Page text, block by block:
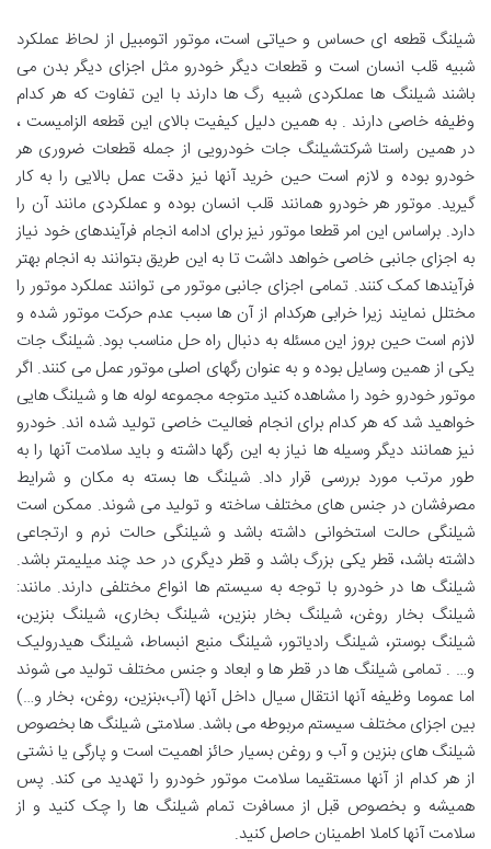
شیلنگ قطعه ای حساس و حیاتی است، موتور اتومبیل از لحاظ عملکرد
شبیه قلب انسان است و قطعات دیگر خودرو مثل اجزای دیگر بدن می
باشند شیلنگ ها عملکردی شبیه رگ ها دارند با این تفاوت که هر کدام
وظیفه خاصی دارند . به همین دلیل کیفیت بالای این قطعه الزامیست ،
در همین راستا شرکتشیلنگ جات خودرویی از جمله قطعات ضروری هر
خودرو بوده و لازم است حین خرید آنها نیز دقت عمل بالایی را به کار
گیرید. موتور هر خودرو همانند قلب انسان بوده و عملکردی مانند آن را
دارد. براساس این امر قطعا موتور نیز برای ادامه انجام فرآیندهای خود نیاز
به اجزای جانبی خاصی خواهد داشت تا به این طریق بتوانند به انجام بهتر
فرآیندها کمک کنند. تمامی اجزای جانبی موتور می توانند عملکرد موتور را
مختلل نمایند زیرا خرابی هرکدام از آن ها سبب عدم حرکت موتور شده و
لازم است حین بروز این مسئله به دنبال راه حل مناسب بود. شیلنگ جات
یکی از همین وسایل بوده و به عنوان رگهای اصلی موتور عمل می کنند. اگر
موتور خودرو خود را مشاهده کنید متوجه مجموعه لوله ها و شیلنگ هایی
خواهید شد که هر کدام برای انجام فعالیت خاصی تولید شده اند. خودرو
نیز همانند دیگر وسیله ها نیاز به این رگها داشته و باید سلامت آنها را به
طور مرتب مورد بررسی قرار داد. شیلنگ ها بسته به مکان و شرایط
مصرفشان در جنس های مختلف ساخته و تولید می شوند. ممکن است
شیلنگی حالت استخوانی داشته باشد و شیلنگی حالت نرم و ارتجاعی
داشته باشد، قطر یکی بزرگ باشد و قطر دیگری در حد چند میلیمتر باشد.
شیلنگ ها در خودرو با توجه به سیستم ها انواع مختلفی دارند. مانند:
شیلنگ بخار روغن، شیلنگ بخار بنزین، شیلنگ بخاری، شیلنگ بنزین،
شیلنگ بوستر، شیلنگ رادیاتور، شیلنگ منبع انبساط، شیلنگ هیدرولیک
و… . تمامی شیلنگ ها در قطر ها و ابعاد و جنس مختلف تولید می شوند
اما عموما وظیفه آنها انتقال سیال داخل آنها (آب،بنزین، روغن، بخار و…)
بین اجزای مختلف سیستم مربوطه می باشد. سلامتی شیلنگ ها بخصوص
شیلنگ های بنزین و آب و روغن بسیار حائز اهمیت است و پارگی یا نشتی
از هر کدام از آنها مستقیما سلامت موتور خودرو را تهدید می کند. پس
همیشه و بخصوص قبل از مسافرت تمام شیلنگ ها را چک کنید و از
سلامت آنها کاملا اطمینان حاصل کنید.